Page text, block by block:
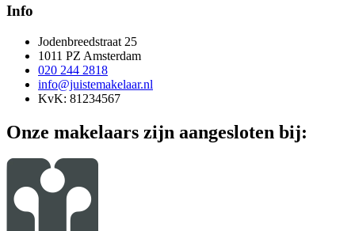
Info
Jodenbreedstraat 25
1011 PZ Amsterdam
020 244 2818
info@juistemakelaar.nl
KvK: 81234567
Onze makelaars zijn aangesloten bij: